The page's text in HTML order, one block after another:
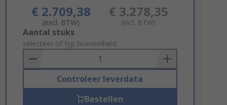
€ 2.709,38
(excl. BTW)
€ 3.278,35
(incl. BTW)
Add
to
Basket
Aantal stuks
selecteer of typ hoeveelheid
Controleer leverdata
Bestellen